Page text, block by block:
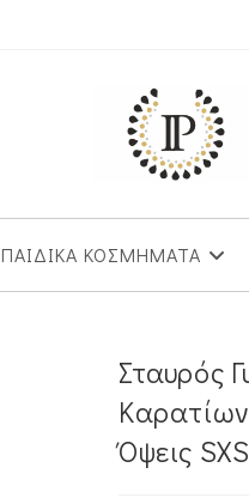
ΠΑΙΔΙΚΑ ΚΟΣΜΗΜΑΤΑ
Σταυρός
Όψεις